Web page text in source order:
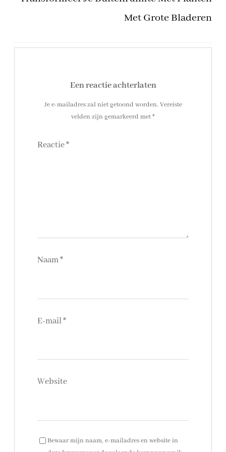
Met Grote Bladeren
Een reactie achterlaten
Je e-mailadres zal niet getoond worden. Vereiste
velden zijn gemarkeerd met*
Reactie*
Naam*
E-mail*
Website
Bewaar mijn naam, e-mailadres en website in